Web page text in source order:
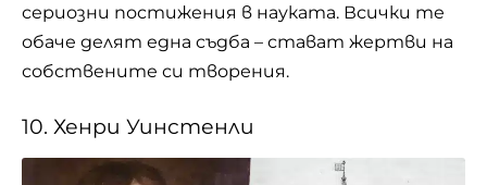
сериозни постижения в науката. Всички те
обаче делят една съдба – стават жертви на
собствените си творения.
10. Хенри Уинстенли